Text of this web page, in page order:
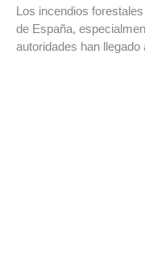
Los incendios
de España,
autoridades han llegado